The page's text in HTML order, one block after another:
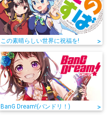
この素晴らしい世界に祝福を! >
BanG Dream!(バンドリ！) >